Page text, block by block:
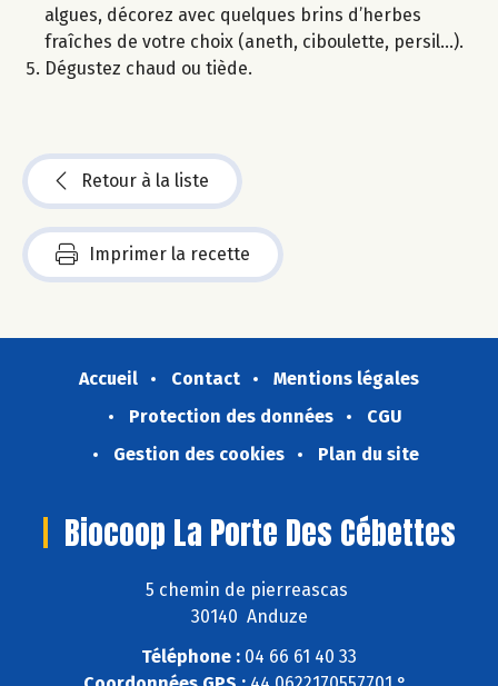
algues, décorez avec quelques brins d’herbes
fraîches de votre choix (aneth, ciboulette, persil…).
Dégustez chaud ou tiède.
Retour à la liste
Imprimer la recette
Accueil Contact
Mentions légales
Protection des données
CGU
Gestion des cookies
Plan du site
Biocoop La Porte Des Cébettes
5 chemin de pierreascas
30140 Anduze
Téléphone : 04 66 61 40 33